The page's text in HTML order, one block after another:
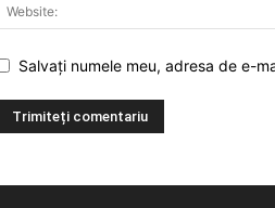
Salvați numele meu, adresa de e-